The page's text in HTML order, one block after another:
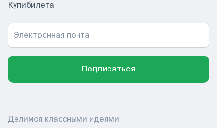
Купибилета
Электронная почта
Подписаться
Делимся классными идеями